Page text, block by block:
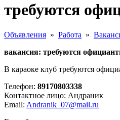
требуются
Объявления » Работа »
вакансия: требуются
В караоке клуб требуются
Телефон: 89170803338
Контактное лицо: Андраник
Email: Andranik_07@mail.ru